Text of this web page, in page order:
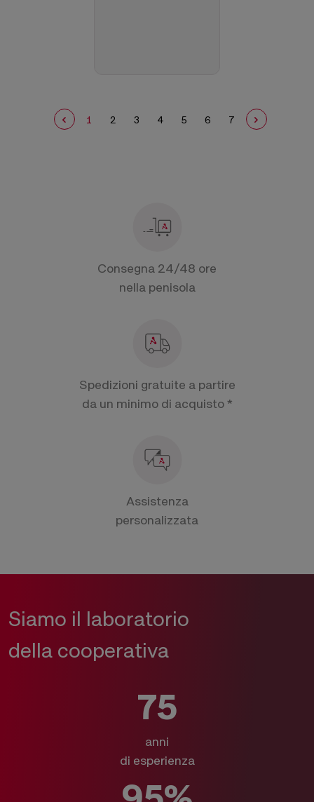
1 2 3 4 5 6 7
Consegna 24/48 ore
nella penisola
Spedizioni gratuite a partire
da un minimo di acquisto *
Assistenza
personalizzata
Siamo il laboratorio
della cooperativa
75
anni
di esperienza